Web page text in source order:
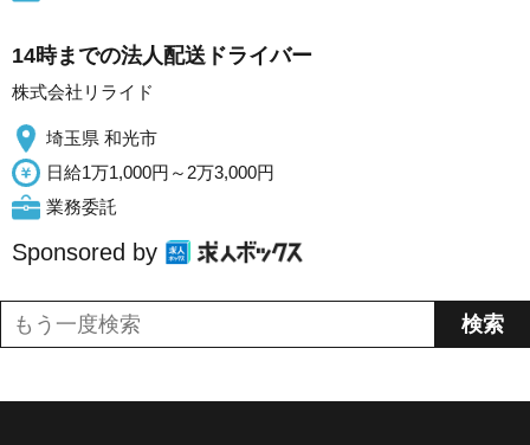
14時までの法人配送ドライバー
株式会社リライド
埼玉県 和光市
日給1万1,000円～2万3,000円
業務委託
Sponsored by